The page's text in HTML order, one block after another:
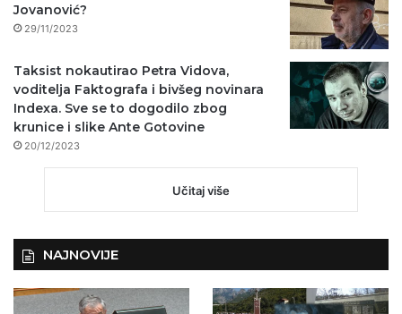
Jovanović?
29/11/2023
Taksist nokautirao Petra Vidova,
voditelja Faktografa i bivšeg novinara
Indexa. Sve se to dogodilo zbog
krunice i slike Ante Gotovine
20/12/2023
Učitaj više
NAJNOVIJE